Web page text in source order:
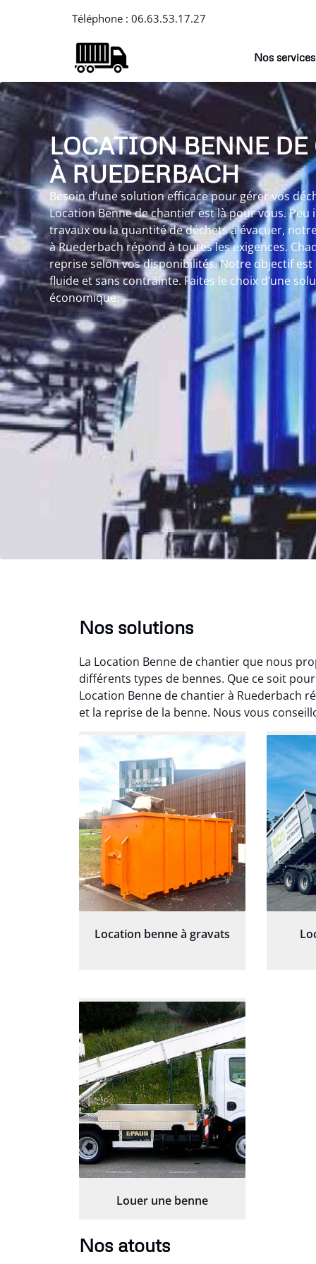
Téléphone : 06.63.53.17.27
Nos services
LOCATION BENNE
À RUEDERBACH
Besoin d’une solution efficace pour gérer vos
Location Benne de chantier est là pour vous.
travaux ou la quantité de déchets à évacuer,
à Ruederbach répond à toutes les exigences.
reprise selon vos disponibilités. Notre objectif
fluide et sans contrainte. Faites le choix d’une
économique.
Nos solutions
La Location Benne de chantier que nous
différents types de bennes. Que ce soit
Location Benne de chantier à Ruederbach
et la reprise de la benne. Nous vous
Location benne à gravats
Louer une benne
Nos atouts
Le
et
notre
prêt